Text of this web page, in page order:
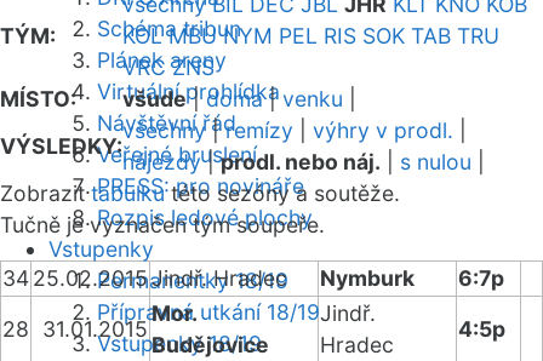
Schéma tribun
Plánek areny
Virtuální prohlídka
Návštěvní řád
Veřejné bruslení
PRESS: pro novináře
Rozpis ledové plochy
Vstupenky
Permanentky 18/19
Přípravná utkání 18/19
Vstupenky 18/19
TÝM:
KOL MBU NYM PEL RIS SOK TAB TRU
VRC ZNS
MÍSTO:
všude|doma|venku
VÝSLEDKY:
všechny|remízy výhry v prodl.
nájezdy|prodl. nebo náj. s nulou
Zobrazittabulkutéto sezóny a soutěže.
Tučně je vyznačen tým soupeře.
3425.02.2015Jindř. Hradec Nymburk
6:7p
28
31.01.2015
Mor.
Budějovice
Jindř.
Hradec
4:5p